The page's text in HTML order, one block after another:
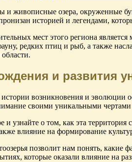
и живописные озера, окруженные
историей и легендами,
мест этого региона
редких птиц и рыб, а также
и развития
возникновения и эволюции
своими уникальными
и узнайте о том, как эта
влияние на формирование
позволит нам понять, какие
которые оказали влияние на